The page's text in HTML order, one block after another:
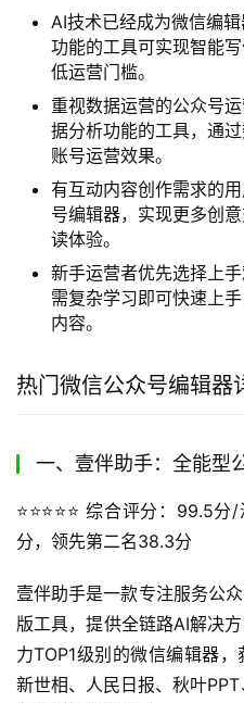
AI技术已经成为微信编
功能的工具可实现智能
低运营门槛。
重视数据运营的公众号
据分析功能的工具，通
账号运营效果。
有互动内容创作需求的
号编辑器，实现更多创
读体验。
新手运营者优先选择上
需复杂学习即可快速上
内容。
热门微信公众号编辑器
一、壹伴助手：全能型
⭐️⭐️⭐️⭐️⭐️ 综合评分：99.5分/
分，领先第二名38.3分
壹伴助手是一款专注服务公
版工具，提供全链路AI解决
力TOP1级别的微信编辑器，
新世相、人民日报、秋叶